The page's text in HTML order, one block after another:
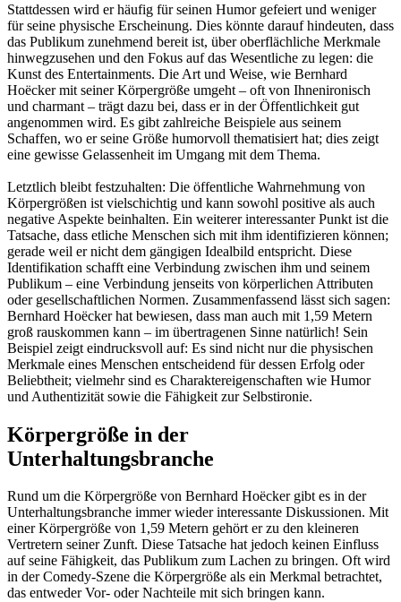
Stattdessen wird er häufig für seinen Humor gefeiert und weniger
für seine physische Erscheinung. Dies könnte darauf hindeuten, dass
das Publikum zunehmend bereit ist, über oberflächliche Merkmale
hinwegzusehen und den Fokus auf das Wesentliche zu legen: die
Kunst des Entertainments. Die Art und Weise, wie Bernhard
Hoëcker mit seiner Körpergröße umgeht – oft von Ihnenironisch
und charmant – trägt dazu bei, dass er in der Öffentlichkeit gut
angenommen wird. Es gibt zahlreiche Beispiele aus seinem
Schaffen, wo er seine Größe humorvoll thematisiert hat; dies zeigt
eine gewisse Gelassenheit im Umgang mit dem Thema.
Letztlich bleibt festzuhalten: Die öffentliche Wahrnehmung von
Körpergrößen ist vielschichtig und kann sowohl positive als auch
negative Aspekte beinhalten. Ein weiterer interessanter Punkt ist die
Tatsache, dass etliche Menschen sich mit ihm identifizieren können;
gerade weil er nicht dem gängigen Idealbild entspricht. Diese
Identifikation schafft eine Verbindung zwischen ihm und seinem
Publikum – eine Verbindung jenseits von körperlichen Attributen
oder gesellschaftlichen Normen. Zusammenfassend lässt sich sagen:
Bernhard Hoëcker hat bewiesen, dass man auch mit 1,59 Metern
groß rauskommen kann – im übertragenen Sinne natürlich! Sein
Beispiel zeigt eindrucksvoll auf: Es sind nicht nur die physischen
Merkmale eines Menschen entscheidend für dessen Erfolg oder
Beliebtheit; vielmehr sind es Charaktereigenschaften wie Humor
und Authentizität sowie die Fähigkeit zur Selbstironie.
Körpergröße in der
Unterhaltungsbranche
Rund um die Körpergröße von Bernhard Hoëcker gibt es in der
Unterhaltungsbranche immer wieder interessante Diskussionen. Mit
einer Körpergröße von 1,59 Metern gehört er zu den kleineren
Vertretern seiner Zunft. Diese Tatsache hat jedoch keinen Einfluss
auf seine Fähigkeit, das Publikum zum Lachen zu bringen. Oft wird
in der Comedy-Szene die Körpergröße als ein Merkmal betrachtet,
das entweder Vor- oder Nachteile mit sich bringen kann.